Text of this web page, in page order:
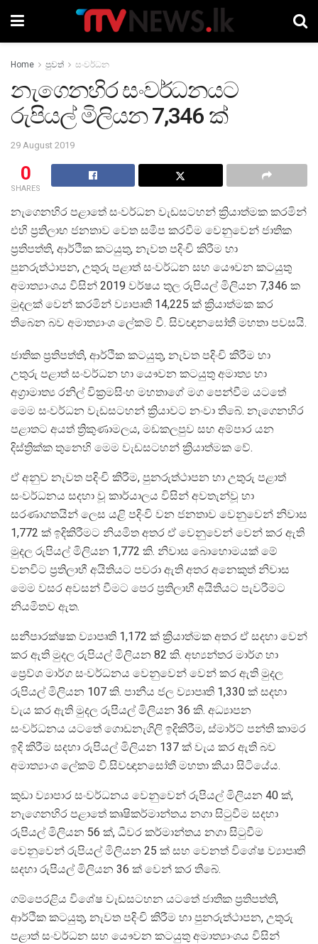
Home පුවත් සංවර්ධන
නැගෙනහිර සංවර්ධනයට
රුපියල් මිලියන 7,346 ක්
29 August 2019
0
SHARES
නැගෙනහිර පළාතේ සංවර්ධන වැඩසටහන් ක්‍රියාත්මක කරමින්
එහි ප්‍රතිලාභ ජනතාව වෙත සමීප කරවීම වෙනුවෙන් ජාතික
ප්‍රතිපත්ති, ආර්ථික කටයුතු, නැවත පදිංචි කිරීම හා
පුනරුත්ථාපන, උතුරු පළාත් සංවර්ධන සහ යෞවන කටයුතු
අමාත්‍යාංශය විසින් 2019 වර්ෂය තුල රුපියල් මිලියන 7,346 ක
මුදලක් වෙන් කරමින් ව්‍යාපෘති 14,225 ක් ක්‍රියාත්මක කර
තිබෙන බව අමාත්‍යාංශ ලේකම් වී. සිවඥානසෝතී මහතා පවසයි.
ජාතික ප්‍රතිපත්ති, ආර්ථික කටයුතු, නැවත පදිංචි කිරීම හා
උතුරු පළාත් සංවර්ධන හා යෞවන කටයුතු අමාත්‍ය හා
අග්‍රාමාත්‍ය රනිල් වික්‍රමසිංහ මහතාගේ මග පෙන්වීම යටතේ
මෙම සංවර්ධන වැඩසටහන් ක්‍රියාවට නංවා තිබේ. නැගෙනහිර
පළාතට අයත් ත්‍රිකුණාමලය, මඩකලපුව සහ අම්පාර යන
දිස්ත්‍රික්ක තුනෙහි මෙම වැඩසටහන් ක්‍රියාත්මක වේ.
ඒ අනුව නැවත පදිංචි කිරීම, පුනරුත්ථාපන හා උතුරු පළාත්
සංවර්ධනය සදහා වූ කාර්යාලය විසින් අවතැන්වූ හා
සරණාගතයින් ලෙස යළි පදිංවි වන ජනතාව වෙනුවෙන් නිවාස
1,772 ක් ඉදිකිරීමට නියමිත අතර ඒ වෙනුවෙන් වෙන් කර ඇති
මුදල රුපියල් මිලියන 1,772 කි. නිවාස බොහොමයක් මේ
වනවිට ප්‍රතිලාභී අයිතියට පවරා ඇති අතර අනෙකුත් නිවාස
මෙම වසර අවසන් වීමට පෙර ප්‍රතිලාභී අයිතියට පැවරීමට
නියමිතව ඇත.
සනීපාරක්ෂක ව්‍යාපෘති 1,172 ක් ක්‍රියාත්මක අතර ඒ සදහා වෙන්
කර ඇති මුදල රුපියල් මිලියන 82 කි. අභ්‍යන්තර මාර්ග හා
ප්‍රෙව්ශ මාර්ග සංවර්ධනය වෙනුවෙන් වෙන් කර ඇති මුදල
රුපියල් මිලියන 107 කි. පානීය ජල ව්‍යාපෘති 1,330 ක් සදහා
වැය කර ඇති මුදල රුපියල් මිලියන 36 කි. අධ්‍යාපන
සංවර්ධනය යටතේ ගොඩනැගිලි ඉදිකිරීම, ස්මාර්ට් පන්ති කාමර
ඉදි කිරීම සදහා රුපියල් මිලියන 137 ක් වැය කර ඇති බව
අමාත්‍යාංශ ලේකම් වී.සිවඥානසෝතී මහතා කියා සිටියේය.
කුඩා ව්‍යාපාර සංවර්ධනය වෙනුවෙන් රුපියල් මිලියන 40 ක්,
නැගෙනහිර පළාතේ කෘෂිකර්මාන්තය නගා සිටුවීම සදහා
රුපියල් මිලියන 56 ක්, ධීවර කර්මාන්තය නගා සිටුවීම
වෙනුවෙන් රුපියල් මිලියන 25 ක් සහ වෙනත් විශේෂ ව්‍යාපෘති
සදහා රුපියල් මිලියන 36 ක් වෙන් කර තිබේ.
ගම්පෙරළිය විශේෂ වැඩසටහන යටතේ ජාතික ප්‍රතිපත්ති,
ආර්ථික කටයුතු, නැවත පදිංචි කිරීම හා පුනරුත්ථාපන, උතුරු
පළාත් සංවර්ධන සහ යෞවන කටයුතු අමාත්‍යාංශය විසින්